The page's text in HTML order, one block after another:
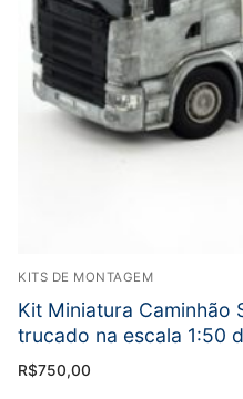
KITS DE MONTAGEM
Kit Miniatura Caminhão
trucado na escala 1:50
R$750,00